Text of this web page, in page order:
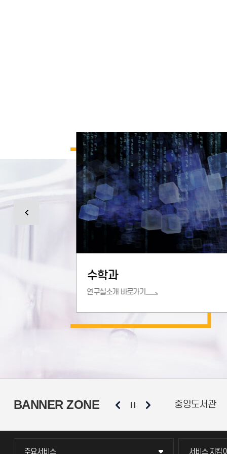
물리학과
연구실소개 바로가기
BANNER ZONE
문회 총학생회 소비자생활협
주요서비스
주요서비스 서비스 지킴
서비스 지킴